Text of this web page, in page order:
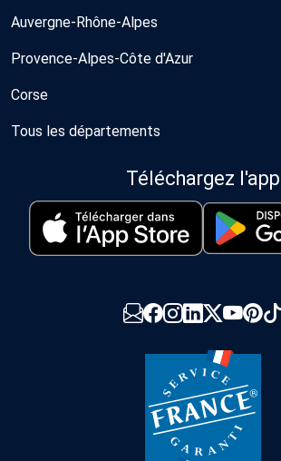
Auvergne-Rhône-Alpes
Provence-Alpes-Côte d'Azur
Corse
Tous les départements
Téléchargez l'app